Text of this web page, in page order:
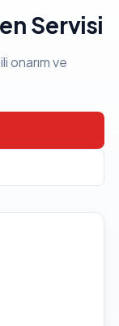
Servisi
onarım ve